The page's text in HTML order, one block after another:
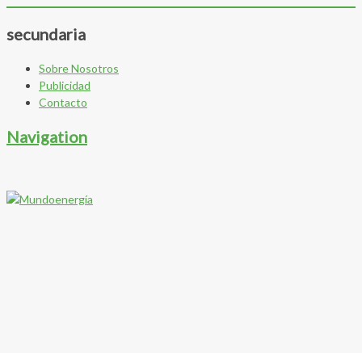
secundaria
Sobre Nosotros
Publicidad
Contacto
Navigation